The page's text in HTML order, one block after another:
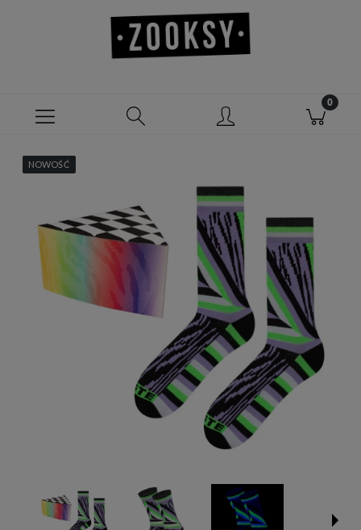
NOWOŚĆ